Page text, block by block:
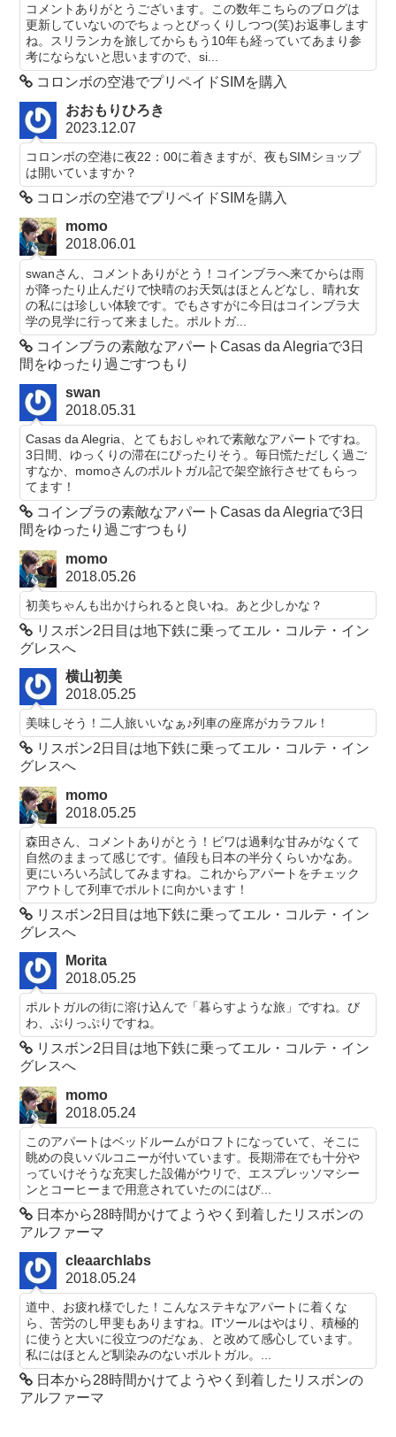
コメントありがとうございます。この数年こちらのブログは
更新していないのでちょっとびっくりしつつ(笑)お返事します
ね。スリランカを旅してからもう10年も経っていてあまり参
考にならないと思いますので、si...
コロンボの空港でプリペイドSIMを購入
おおもりひろき
2023.12.07
コロンボの空港に夜22：00に着きますが、夜もSIMショップ
は開いていますか？
コロンボの空港でプリペイドSIMを購入
momo
2018.06.01
swanさん、コメントありがとう！コインブラへ来てからは雨
が降ったり止んだりで快晴のお天気はほとんどなし、晴れ女
の私には珍しい体験です。でもさすがに今日はコインブラ大
学の見学に行って来ました。ポルトガ...
コインブラの素敵なアパートCasas da Alegriaで3日
間をゆったり過ごすつもり
swan
2018.05.31
Casas da Alegria、とてもおしゃれで素敵なアパートですね。
3日間、ゆっくりの滞在にぴったりそう。毎日慌ただしく過ご
すなか、momoさんのポルトガル記で架空旅行させてもらっ
てます！
コインブラの素敵なアパートCasas da Alegriaで3日
間をゆったり過ごすつもり
momo
2018.05.26
初美ちゃんも出かけられると良いね。あと少しかな？
リスボン2日目は地下鉄に乗ってエル・コルテ・イン
グレスへ
横山初美
2018.05.25
美味しそう！二人旅いいなぁ♪列車の座席がカラフル！
リスボン2日目は地下鉄に乗ってエル・コルテ・イン
グレスへ
momo
2018.05.25
森田さん、コメントありがとう！ビワは過剰な甘みがなくて
自然のままって感じです。値段も日本の半分くらいかなあ。
更にいろいろ試してみますね。これからアパートをチェック
アウトして列車でポルトに向かいます！
リスボン2日目は地下鉄に乗ってエル・コルテ・イン
グレスへ
Morita
2018.05.25
ポルトガルの街に溶け込んで「暮らすような旅」ですね。び
わ、ぷりっぷりですね。
リスボン2日目は地下鉄に乗ってエル・コルテ・イン
グレスへ
momo
2018.05.24
このアパートはベッドルームがロフトになっていて、そこに
眺めの良いバルコニーが付いています。長期滞在でも十分や
っていけそうな充実した設備がウリで、エスプレッソマシー
ンとコーヒーまで用意されていたのにはび...
日本から28時間かけてようやく到着したリスボンの
アルファーマ
cleaarchlabs
2018.05.24
道中、お疲れ様でした！こんなステキなアパートに着くな
ら、苦労のし甲斐もありますね。ITツールはやはり、積極的
に使うと大いに役立つのだなぁ、と改めて感心しています。
私にはほとんど馴染みのないポルトガル。...
日本から28時間かけてようやく到着したリスボンの
アルファーマ